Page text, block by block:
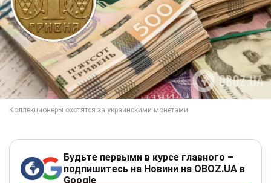
Будьте первыми в курсе главного –
подпишитесь на Новини на OBOZ.UA в
Google